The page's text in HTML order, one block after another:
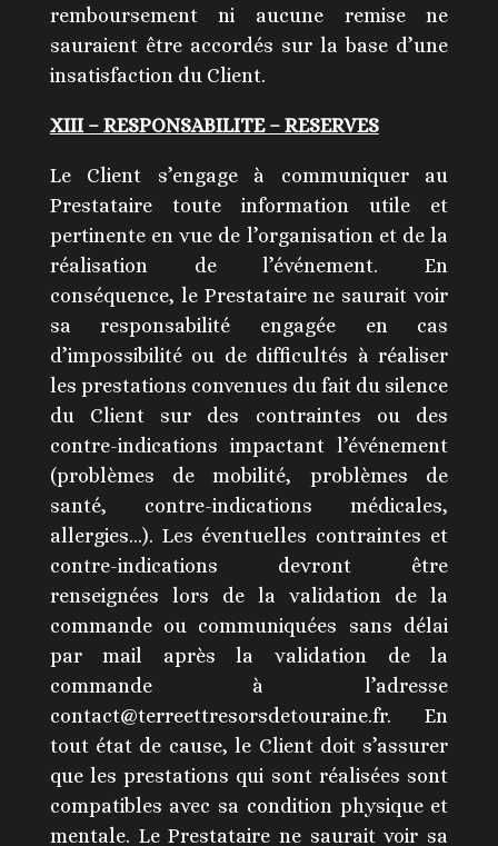
remboursement ni aucune remise ne
sauraient être accordés sur la base d’une
insatisfaction du Client.
XIII – RESPONSABILITE – RESERVES
Le Client s’engage à communiquer au
Prestataire toute information utile et
pertinente en vue de l’organisation et de la
réalisation de l’événement. En
conséquence, le Prestataire ne saurait voir
sa responsabilité engagée en cas
d’impossibilité ou de difficultés à réaliser
les prestations convenues du fait du silence
du Client sur des contraintes ou des
contre-indications impactant l’événement
(problèmes de mobilité, problèmes de
santé, contre-indications médicales,
allergies…). Les éventuelles contraintes et
contre-indications devront être
renseignées lors de la validation de la
commande ou communiquées sans délai
par mail après la validation de la
commande à l’adresse
contact@terreettresorsdetouraine.fr. En
tout état de cause, le Client doit s’assurer
que les prestations qui sont réalisées sont
compatibles avec sa condition physique et
mentale. Le Prestataire ne saurait voir sa